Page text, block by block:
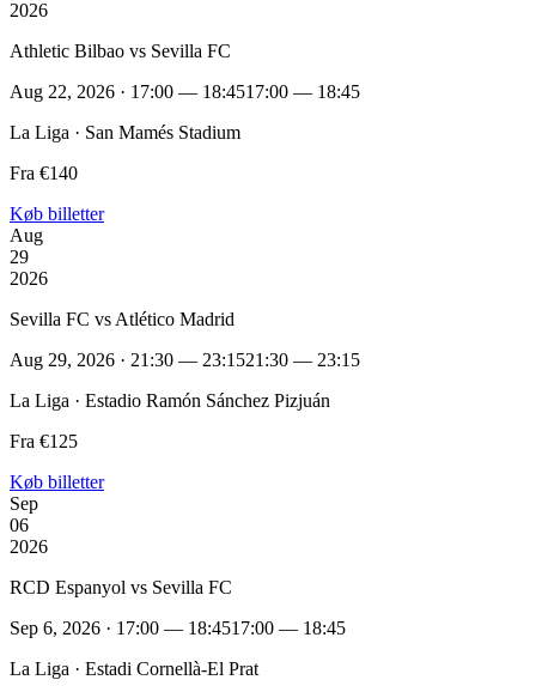
2026
Athletic Bilbao vs Sevilla FC
Aug 22, 2026 · 17:00 — 18:4517:00 — 18:45
La Liga · San Mamés Stadium
Fra €140
Køb billetter
Aug
29
2026
Sevilla FC vs Atlético Madrid
Aug 29, 2026 · 21:30 — 23:1521:30 — 23:15
La Liga · Estadio Ramón Sánchez Pizjuán
Fra €125
Køb billetter
Sep
06
2026
RCD Espanyol vs Sevilla FC
Sep 6, 2026 · 17:00 — 18:4517:00 — 18:45
La Liga · Estadi Cornellà-El Prat